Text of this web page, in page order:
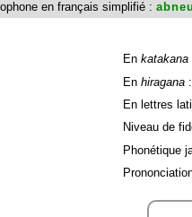
en français simplifié :
En katakana
En hiragana:
En lettres
Niveau de
Phonétique